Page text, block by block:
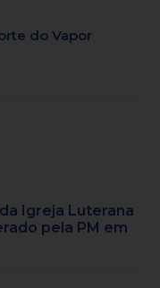
do Vapor
Igreja Luterana
pela PM em